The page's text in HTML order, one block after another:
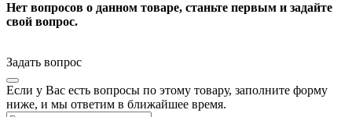
Нет вопросов о данном товаре, станьте первым и задайте
свой вопрос.
Задать вопрос
Если у Вас есть вопросы по этому товару, заполните форму
ниже, и мы ответим в ближайшее время.